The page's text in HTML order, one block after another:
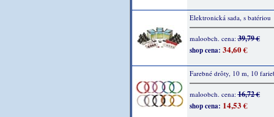
Elektronická sada, s batériou
maloobch. cena:39,79 €
shop cena: 34,60 €
Farebné drôty, 10 m, 10
maloobch. cena:16,72 €
shop cena: 14,53 €